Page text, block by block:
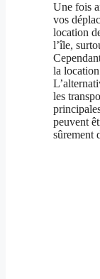
Une fois
vos
location
l’île,
la
les
peuvent
sûrement